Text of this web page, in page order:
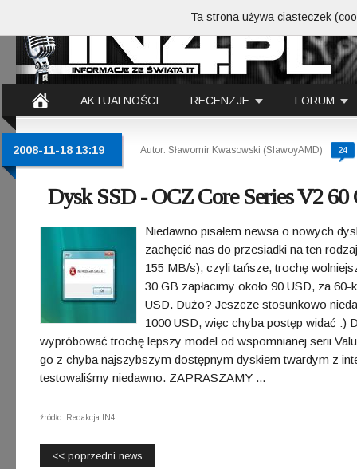
AKTUALNOŚCI RECENZJE FORUM
2008-11-18 13:19 Autor: Sławomir Kwasowski (SlawoyAMD) 24
Dysk SSD - OCZ Core Series V2 60
Niedawno pisałem newsa o nowych
zachęcić nas do przesiadki na ten
155 MB/s), czyli tańsze, trochę
30 GB zapłacimy około 90 USD, za
USD. Dużo? Jeszcze stosunkowo
1000 USD, więc chyba postęp widać :)
wypróbować trochę lepszy model od wspomnianej serii
go z chyba najszybszym dostępnym dyskiem twardym z
testowaliśmy niedawno. ZAPRASZAMY ...
źródło: Redakcja IN4
<< poprzedni news
Ta strona używa ciasteczek